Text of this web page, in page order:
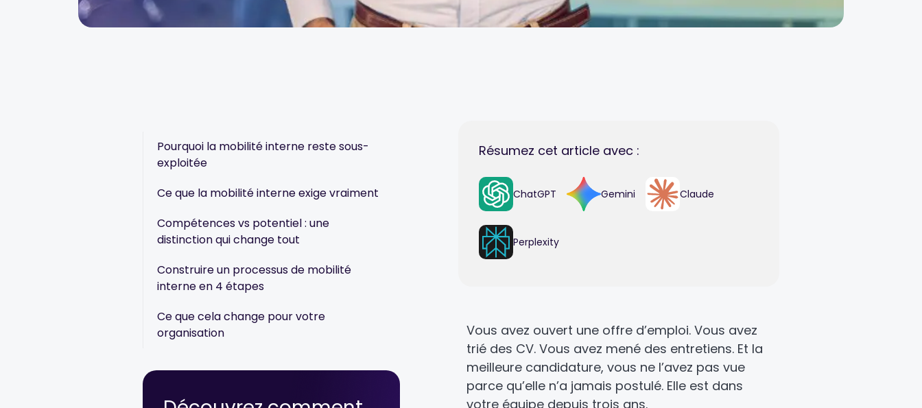
Pourquoi la mobilité interne reste sous-
exploitée
Ce que la mobilité interne exige vraiment
Compétences vs potentiel : une
distinction qui change tout
Construire un processus de mobilité
interne en 4 étapes
Ce que cela change pour votre
organisation
Résumez cet article avec :
ChatGPT Gemini Claude
Perplexity
Vous avez ouvert une offre d’emploi. Vous avez
trié des CV. Vous avez mené des entretiens. Et la
meilleure candidature, vous ne l’avez pas vue
parce qu’elle n’a jamais postulé. Elle est dans
votre équipe depuis trois ans.